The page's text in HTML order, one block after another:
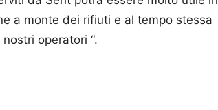
a monte dei rifiuti e al tempo stessa
operatori “.